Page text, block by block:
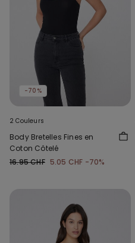
-70%
2 Couleurs
Body Bretelles Fines en
Coton Côtelé
16.95 CHF 5.05 CHF -70%